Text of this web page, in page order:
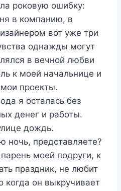
роковую ошибку:
в компанию, в
вот уже три
однажды могут
в вечной любви
к моей начальнице и
мои проекты.
я осталась без
денег и работы.
дождь.
представляете?
моей подруги, к
праздник, не любит
когда он выкручивает